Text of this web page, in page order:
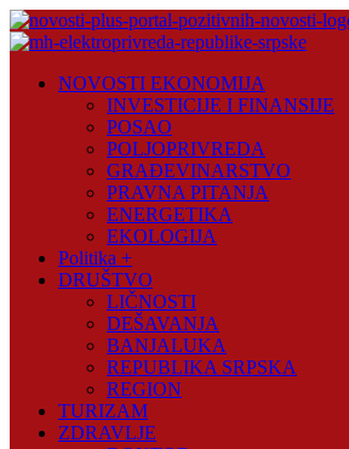
Skip
to
Plus
NOVOSTI EKONOMIJA
INVESTICIJE I FINANSIJE
POSAO
POLJOPRIVREDA
GRAĐEVINARSTVO
PRAVNA PITANJA
ENERGETIKA
EKOLOGIJA
Politika +
DRUŠTVO
LIČNOSTI
DEŠAVANJA
BANJALUKA
REPUBLIKA SRPSKA
REGION
TURIZAM
ZDRAVLJE